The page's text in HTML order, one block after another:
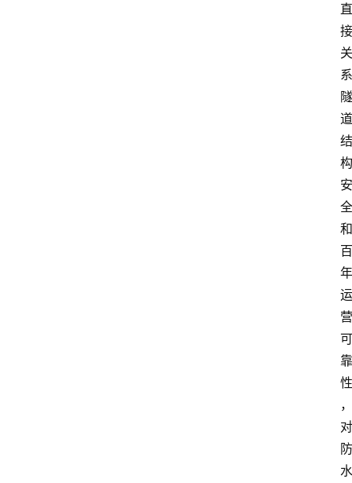
直
接
关
系
隧
道
结
构
安
全
和
百
年
运
营
可
靠
性
，
对
防
水